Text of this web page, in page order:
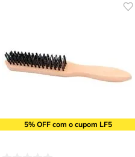
5% OFF com o cupom LF5